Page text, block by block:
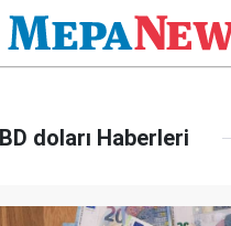
doları Haberleri